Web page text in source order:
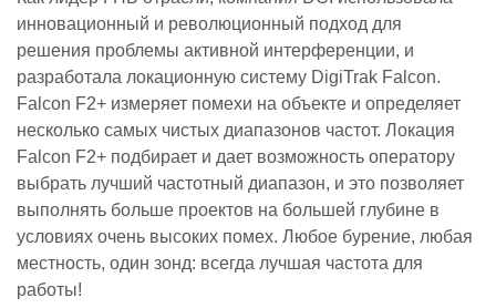
инновационный и революционный подход для
решения проблемы активной интерференции, и
разработала локационную систему DigiTrak Falcon.
Falcon F2+ измеряет помехи на объекте и определяет
несколько самых чистых диапазонов частот. Локация
Falcon F2+ подбирает и дает возможность оператору
выбрать лучший частотный диапазон, и это позволяет
выполнять больше проектов на большей глубине в
условиях очень высоких помех. Любое бурение, любая
местность, один зонд: всегда лучшая частота для
работы!